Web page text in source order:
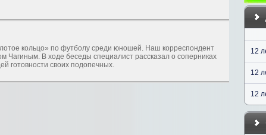
кольцо» по футболу среди юношей. Наш корреспондент
В ходе беседы специалист рассказал о соперниках
готовности своих подопечных.
12
12
12